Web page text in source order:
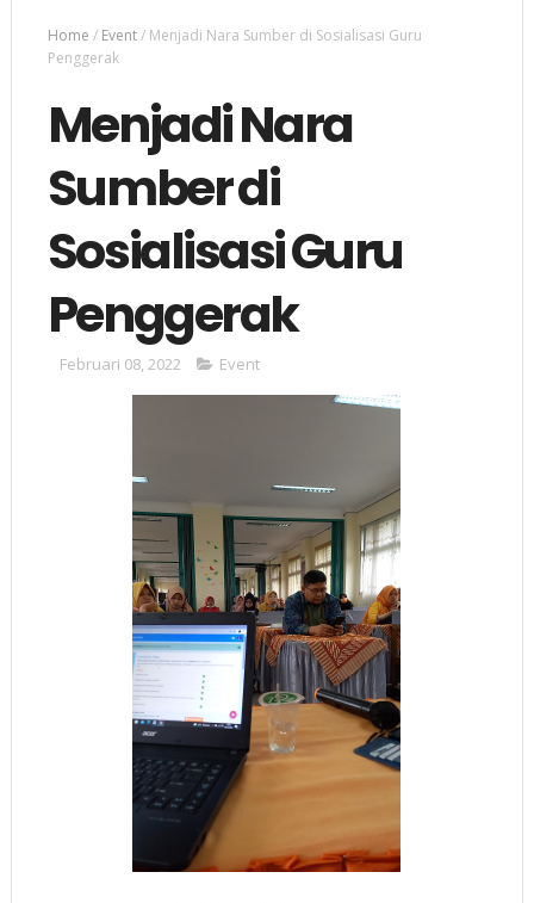
Home / Event/ Menjadi Nara Sumber di Sosialisasi Guru
Penggerak
Menjadi Nara
Sumber di
Sosialisasi Guru
Penggerak
Februari 08, 2022 Event